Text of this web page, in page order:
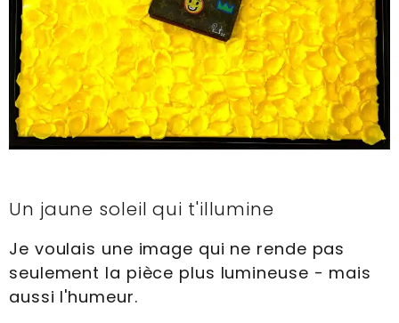
Un jaune soleil qui t'illumine
Je voulais une image qui ne rende pas
seulement la pièce plus lumineuse - mais
aussi l'humeur.